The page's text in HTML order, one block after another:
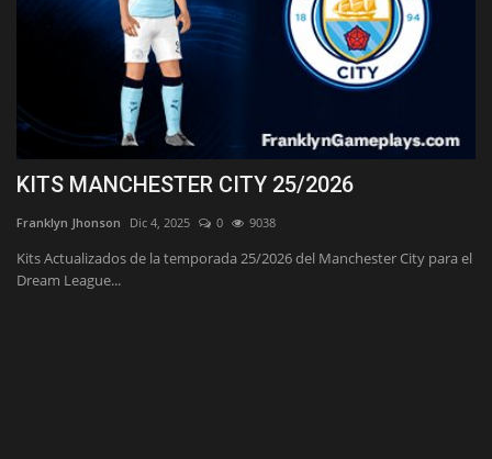
KITS MANCHESTER CITY 25/2026
Franklyn Jhonson Dic 4, 2025 0 9038
Kits Actualizados de la temporada 25/2026 del Manchester City para el
Dream League...